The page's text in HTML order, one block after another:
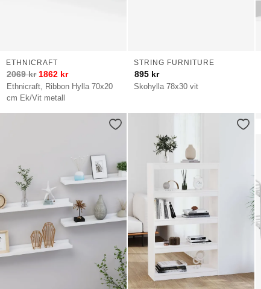
Ethnicraft, Ribbon Hylla 70x20
cm Ek/Vit metall
ETHNICRAFT
2069kr 1862 kr
Skohylla 78x30 vit
STRING FURNITURE
895 kr